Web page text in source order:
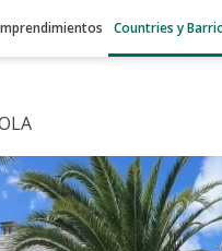
Countries y